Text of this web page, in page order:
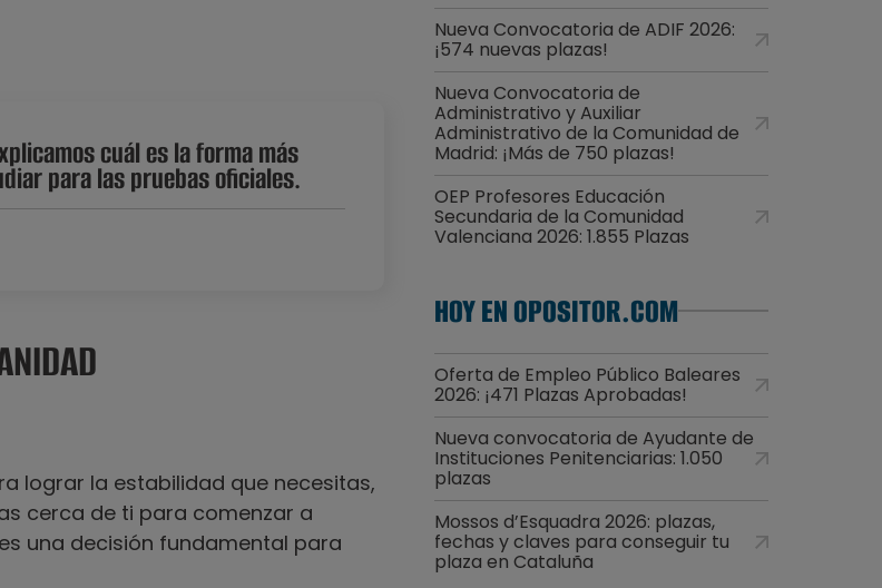
cuál es la forma más
para las pruebas oficiales.
lograr la estabilidad que necesitas,
cerca de ti para comenzar a
una decisión fundamental para
Nueva Convocatoria de ADIF 2026:
¡574 nuevas plazas!
Nueva Convocatoria de
Administrativo y Auxiliar
Administrativo de la Comunidad de
Madrid: ¡Más de 750 plazas!
OEP Profesores Educación
Secundaria de la Comunidad
Valenciana 2026: 1.855 Plazas
HOY EN OPOSITOR.COM
Oferta de Empleo Público Baleares
2026: ¡471 Plazas Aprobadas!
Nueva convocatoria de Ayudante de
Instituciones Penitenciarias: 1.050
plazas
Mossos d’Esquadra 2026: plazas,
fechas y claves para conseguir tu
plaza en Cataluña